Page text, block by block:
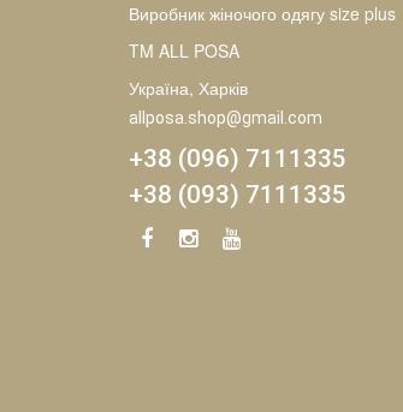
Виробник жіночого одягу size plus
TM ALL POSA
Україна, Харків
allposa.shop@gmail.com
+38 (096) 7111335
+38 (093) 7111335